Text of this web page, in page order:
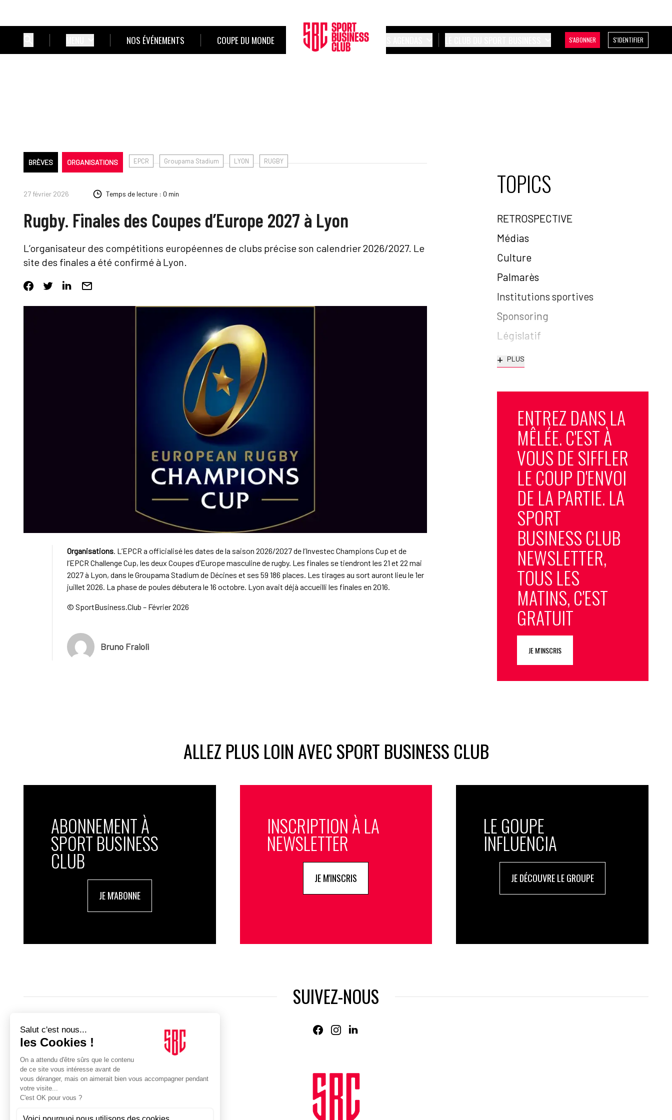
NOS ÉVÉNEMENTS COUPE DU MONDE S'ABONNER S'IDENTIFIER
BRÈVES ORGANISATIONS EPCR Groupama Stadium LYON RUGBY
27 février 2026 Temps de lecture : 0 min
Rugby. Finales des Coupes d’Europe 2027 à Lyon
L’organisateur des compétitions européennes de clubs précise son calendrier 2026/2027. Le
site des finales a été confirmé à Lyon.
Organisations. L’EPCR a officialisé les dates de la saison 2026/2027 de l’Investec Champions Cup et de
l’EPCR Challenge Cup, les deux Coupes d’Europe masculine de rugby. Les finales se tiendront les 21 et 22 mai
2027 à Lyon, dans le Groupama Stadium de Décines et ses 59 186 places. Les tirages au sort auront lieu le 1er
juillet 2026. La phase de poules débutera le 16 octobre. Lyon avait déjà accueilli les finales en 2016.
© SportBusiness.Club – Février 2026
Bruno Fraioli
TOPICS
RETROSPECTIVE
Médias
Culture
Palmarès
Institutions sportives
Sponsoring
Législatif
+ PLUS
ENTREZ DANS LA
MÊLÉE. C'EST À
VOUS DE SIFFLER
LE COUP D'ENVOI
DE LA PARTIE. LA
SPORT
BUSINESS CLUB
NEWSLETTER,
TOUS LES
MATINS, C'EST
GRATUIT
JE M'INSCRIS
ALLEZ PLUS LOIN AVEC SPORT BUSINESS CLUB
ABONNEMENT À
SPORT BUSINESS
CLUB
JE M'ABONNE
INSCRIPTION À LA
NEWSLETTER
JE M'INSCRIS
LE GOUPE
INFLUENCIA
JE DÉCOUVRE LE GROUPE
SUIVEZ-NOUS